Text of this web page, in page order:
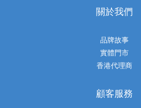
關於我們
品牌故事
實體門市
香港代理商
顧客服務